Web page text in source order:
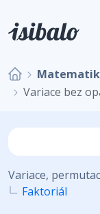
Variace bez
Variace,
Faktoriál